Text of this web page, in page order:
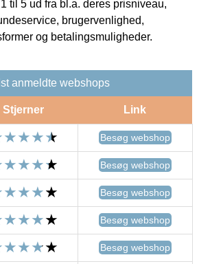
til 5 ud fra bl.a. deres prisniveau,
brugervenlighed,
og betalingsmuligheder.
anmeldte webshops
Stjerner Link
Besøg webshop
Besøg webshop
Besøg webshop
Besøg webshop
Besøg webshop